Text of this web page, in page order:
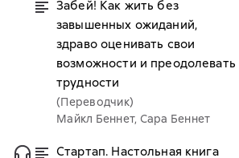
Забей! Как жить без
завышенных ожиданий,
здраво оценивать свои
возможности и преодолевать
трудности
(Переводчик)
Майкл Беннет, Сара Беннет
Стартап. Настольная книга